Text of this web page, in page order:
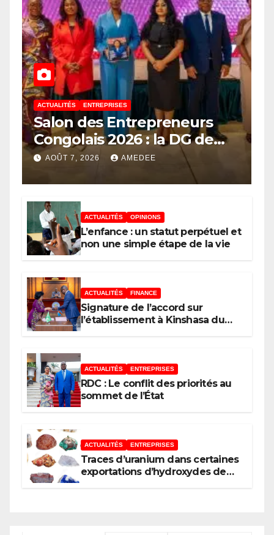
ACTUALITÉS ENTREPRISES
Salon des Entrepreneurs
Congolais 2026 : la DG de
l’ANAPI Rachel PUNGU
mobilise les investisseurs
RDC, destination phare de
l’investissement en Afrique
AOÛT 7, 2026 AMEDEE
ACTUALITÉS OPINIONS
L’enfance : un statut perpétuel et
non une simple étape de la vie
ACTUALITÉS FINANCE
Signature de l’accord sur
l’établissement à Kinshasa du
pour le développement de
l’Afrique (AUDA-NEPAD)
ACTUALITÉS ENTREPRISES
RDC : Le conflit des priorités au
sommet de l’État
ACTUALITÉS ENTREPRISES
Traces d’uranium dans certaines
exportations d’hydroxydes de